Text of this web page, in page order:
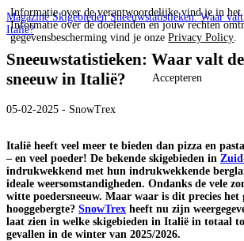
Informatie over de verantwoordelijke vind je in het
Informatie over de doeleinden en jouw rechten
gegevensbescherming vind je onzePrivacy Policy.
Accepteren
MagazineSkigebiedenSneeuwstatistieken: Waar
Italië?
Sneeuwstatistieken: Waar valt de
sneeuw in Italië?
05-02-2025 - SnowTrex
Italië heeft veel meer te bieden dan pizza en
– en veel poeder! De bekende skigebieden in
indrukwekkend met hun indrukwekkende
ideale weersomstandigheden. Ondanks de vele
witte poedersneeuw. Maar waar is dit precies
hooggebergte? SnowTrex heeft nu zijn
laat zien in welke skigebieden in Italië in totaal
gevallen in de winter van 2025/2026.